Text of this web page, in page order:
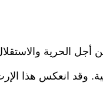
الحرية
وقد انعكس هذا